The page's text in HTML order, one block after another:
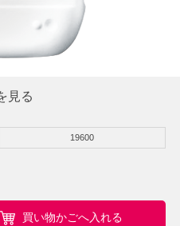
見る
19600
買い物かごへ入れる